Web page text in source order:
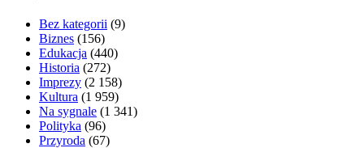
Bez kategorii (9)
Biznes (156)
Edukacja (440)
Historia (272)
Imprezy (2 158)
Kultura (1 959)
Na sygnale (1 341)
Polityka (96)
Przyroda (67)